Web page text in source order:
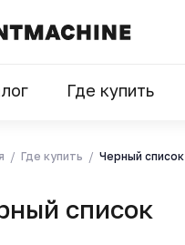
Где купить
Где купить Черный список
список